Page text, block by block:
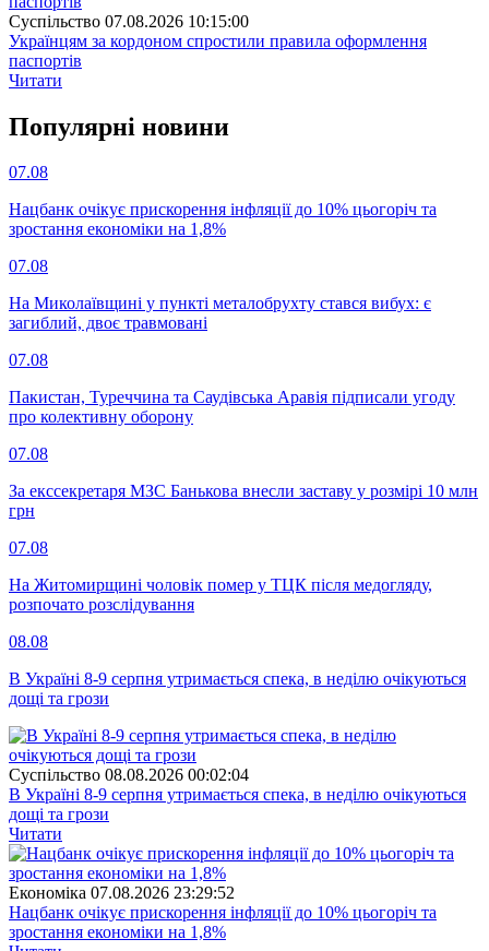
Суспiльство 07.08.2026 10:15:00
Українцям за кордоном спростили правила оформлення
паспортів
Читати
Популярнi новини
07.08
Нацбанк очікує прискорення інфляції до 10% цьогоріч та
зростання економіки на 1,8%
07.08
На Миколаївщині у пункті металобрухту стався вибух: є
загиблий, двоє травмовані
07.08
Пакистан, Туреччина та Саудівська Аравія підписали угоду
про колективну оборону
07.08
За екссекретаря МЗС Банькова внесли заставу у розмірі 10 млн
грн
07.08
На Житомирщині чоловік помер у ТЦК після медогляду,
розпочато розслідування
08.08
В Україні 8-9 серпня утримається спека, в неділю очікуються
дощі та грози
Суспiльство 08.08.2026 00:02:04
В Україні 8-9 серпня утримається спека, в неділю очікуються
дощі та грози
Читати
Економіка 07.08.2026 23:29:52
Нацбанк очікує прискорення інфляції до 10% цьогоріч та
зростання економіки на 1,8%